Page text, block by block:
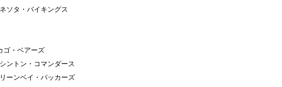
ソタ・バイキングス
ゴ・ベアーズ
ントン・コマンダース
ーンベイ・パッカーズ